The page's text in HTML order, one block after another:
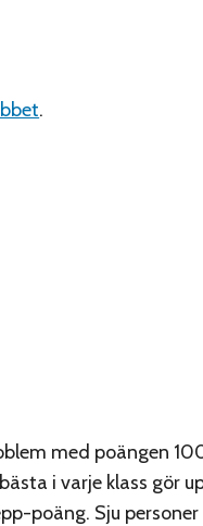
.
med poängen
i varje klass gör
poäng. Sju